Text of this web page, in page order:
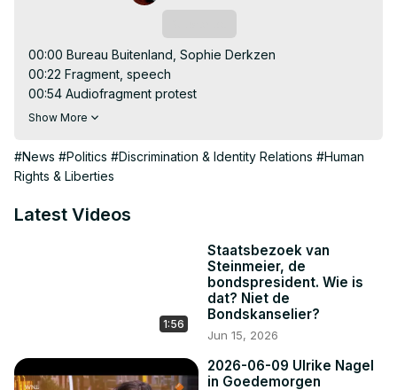
00:00 Bureau Buitenland, Sophie Derkzen
00:22 Fragment, speech
00:54 Audiofragment protest
extreemrechtse-jongerenpartij-in-duitsland
De rechtse AfD heeft een nieuwe jongerenorganisatie
Alternative onder verscherpt toezicht werd geplaatst
gewelddadige groeperingen. Om verdere
reputatieschade te voorkomen, verbrak de partij formeel
de banden. Met de nieuwe jongerenbeweging probeert
de AfD een frisse start te presenteren, maar is er
werkelijk iets veranderd, of gaat het om dezelfde ideeën
Samenvatting:
Show More
#News #Politics #Discrimination & Identity Relations #Human
Rights & Liberties
Latest Videos
1:56
Staatsbezoek van
Steinmeier, de
bondspresident. Wie is
dat? Niet de
Bondskanselier?
Jun 15, 2026
2026-06-09 Ulrike Nagel
in Goedemorgen